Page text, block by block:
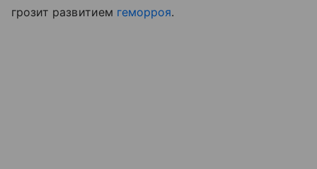
грозит развитием геморроя.